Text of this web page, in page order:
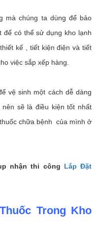
mà chúng ta dùng để bảo
có thể sử dụng kho lạnh
kế , tiết kiện điện và tiết
việc sắp xếp hàng.
vệ sinh một cách dễ dàng
sẽ là điều kiện tốt nhất
chữa bệnh của mình ở
nhận thi công Lắp Đặt
Trong Kho